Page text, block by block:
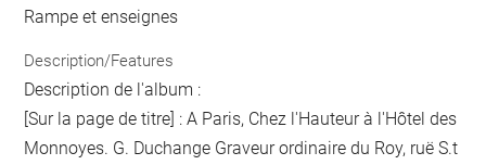
Rampe et enseignes
Description/Features
Description de l'album :
[Sur la page de titre] : A Paris, Chez l'Hauteur à l'Hôtel des
Monnoyes. G. Duchange Graveur ordinaire du Roy, ruë S.t